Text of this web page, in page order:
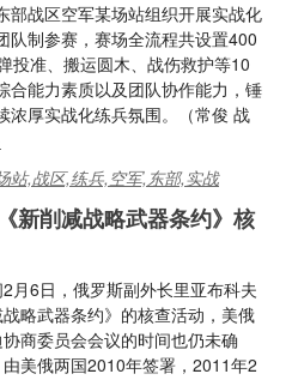
部战区空军某场站组织开展实战化
队制参赛，赛场全流程共设置400
投准、搬运圆木、战伤救护等10
合能力素质以及团队协作能力，锤
浓厚实战化练兵氛围。（常俊 战
站,战区,练兵,空军,东部,实战
新削减战略武器条约》核
月6日，俄罗斯副外长里亚布科夫
略武器条约》的核查活动，美俄
商委员会会议的时间也仍未确
美俄两国2010年签署，2011年2